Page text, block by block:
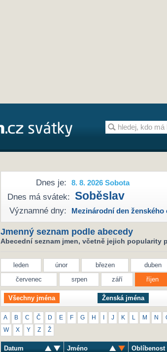
Dnes je: 8. 8. 2026 Sobota
Dnes má svátek: Soběslav
Významné dny: Mezinárodní den ženského
Jmenný seznam podle abecedy
Abecední seznam jmen, včetně jejich popularity
leden únor březen duben
červenec
srpen září říjen
Všechny jména Ženská jména
A B C Č D E F G H J K M N
W X Y Z Ž
Datum Jméno Oblíbenost